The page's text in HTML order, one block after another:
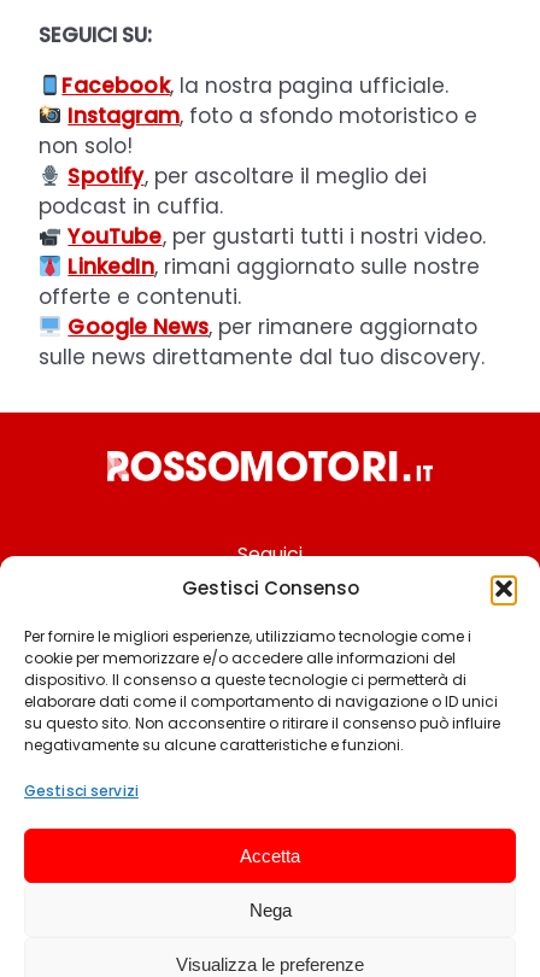
Gestisci Consenso
Per fornire le migliori esperienze, utilizziamo tecnologie come i
cookie per memorizzare e/o accedere alle informazioni del
dispositivo. Il consenso a queste tecnologie ci permetterà di
elaborare dati come il comportamento di navigazione o ID unici
su questo sito. Non acconsentire o ritirare il consenso può influire
negativamente su alcune caratteristiche e funzioni.
Gestisci servizi
Accetta
Nega
Visualizza le preferenze
SEGUICI SU:
Facebook, la nostra pagina ufficiale.
Instagram, foto a sfondo motoristico e
non solo!
Spotify, per ascoltare il meglio dei
podcast in cuffia.
YouTube, per gustarti tutti i nostri video.
LinkedIn, rimani aggiornato sulle nostre
offerte e contenuti.
Google News, per rimanere aggiornato
sulle news direttamente dal tuo discovery.
Seguici
Chi siamo
Contattaci
Termini & Condizioni
Privacy policy
© 2025 Rossomotori.it. Tutti i diritti riservati.